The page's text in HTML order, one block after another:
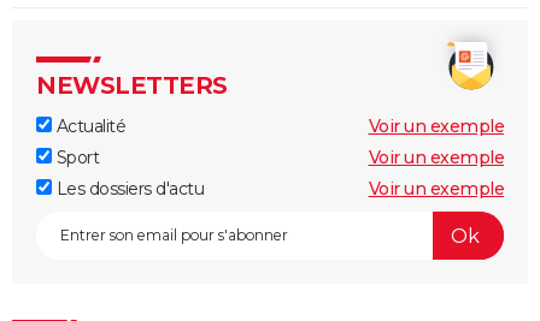
NEWSLETTERS
Actualité
Voir un exemple
Sport
Voir un exemple
Les dossiers d'actu
Voir un exemple